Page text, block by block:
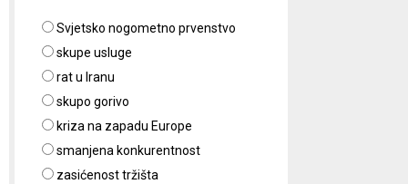
Svjetsko nogometno prvenstvo
skupe usluge
rat u Iranu
skupo gorivo
kriza na zapadu Europe
smanjena konkurentnost
zasićenost tržišta